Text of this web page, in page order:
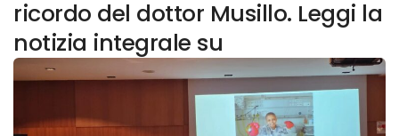
ricordo del dottor Musillo. Leggi la
notizia integrale su